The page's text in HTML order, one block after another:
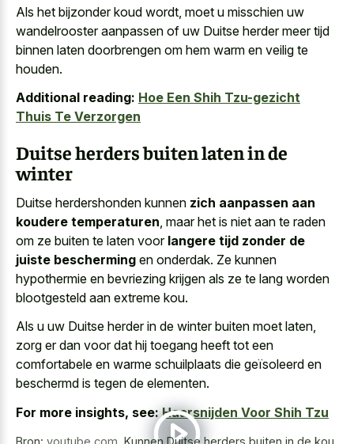
Als het bijzonder koud wordt, moet u misschien uw
wandelrooster aanpassen of uw Duitse herder meer tijd
binnen laten doorbrengen om hem warm en veilig te
houden.
Additional reading: Hoe Een Shih Tzu-gezicht
Thuis Te Verzorgen
Duitse herders buiten laten in de
winter
Duitse herdershonden kunnen zich aanpassen aan
koudere temperaturen , maar het is niet aan te raden
om ze buiten te laten voor langere tijd zonder de
juiste bescherming en onderdak. Ze kunnen
hypothermie en bevriezing krijgen als ze te lang worden
blootgesteld aan extreme kou.
Als u uw Duitse herder in de winter buiten moet laten,
zorg er dan voor dat hij toegang heeft tot een
comfortabele en warme schuilplaats die geïsoleerd en
beschermd is tegen de elementen.
For more insights, see: Haarsnijden Voor Shih Tzu
Bron: youtube.com Kunnen Duitse herders buiten in de kou